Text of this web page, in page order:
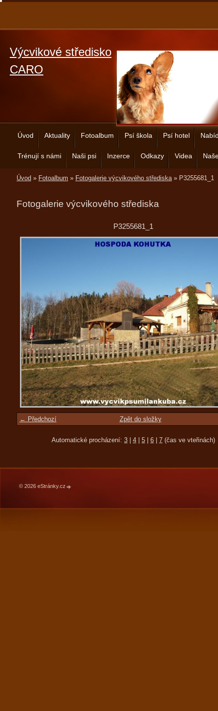
Výcvikové středisko
CARO
Úvod Aktuality Fotoalbum Psí škola Psí hotel
Trénují s námi Naši psi Inzerce Odkazy Videa
Úvod » Fotoalbum » Fotogalerie výcvikového střediska» P3255681_1
Fotogalerie výcvikového střediska
P3255681_1
← Předchozí Zpět do složky
Automatické procházení: 3 4 5 6 7 (čas ve vteřinách)
© 2026 eStránky.cz